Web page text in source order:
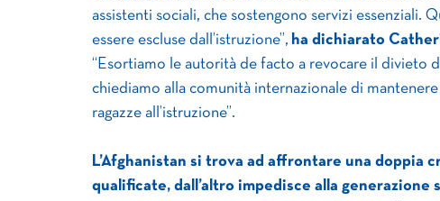
assistenti sociali, che sostengono servizi essenziali.
essere escluse dall’istruzione”, ha dichiarato
“Esortiamo le autorità de facto a revocare il divieto
chiediamo alla comunità internazionale di
ragazze all’istruzione”.
L’Afghanistan si trova ad affrontare una doppia
qualificate, dall’altro impedisce alla generazione